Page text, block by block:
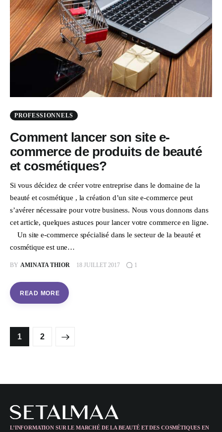
PROFESSIONNELS
Comment lancer son site e-
commerce de produits de beauté
et cosmétiques?
Si vous décidez de créer votre entreprise dans le domaine de la
beauté et cosmétique , la création d’un site e-commerce peut
s’avérer nécessaire pour votre business. Nous vous donnons dans
cet article, quelques astuces pour lancer votre commerce en ligne.
Un site e-commerce spécialisé dans le secteur de la beauté et
cosmétique est une…
BY AMINATA THIOR 18 JUILLET 2017 1
READ MORE
1 2
L’INFORMATION SUR LE MARCHÉ DE LA BEAUTÉ ET DES COSMÉTIQUES EN